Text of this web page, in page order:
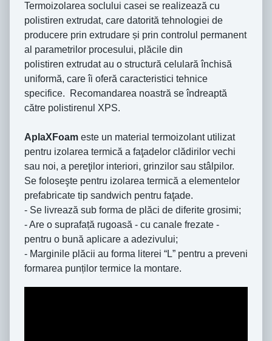
Termoizolarea soclului casei se realizează cu
polistiren extrudat, care datorită tehnologiei de
producere prin extrudare și prin controlul permanent
al parametrilor procesului, plăcile din
polistiren extrudat au o structură celulară închisă
uniformă, care îi oferă caracteristici tehnice
specifice. Recomandarea noastră se îndreaptă
către polistirenul XPS.
AplaXFoam este un material termoizolant utilizat
pentru izolarea termică a faţadelor clădirilor vechi
sau noi, a pereţilor interiori, grinzilor sau stâlpilor.
Se foloseşte pentru izolarea termică a elementelor
prefabricate tip sandwich pentru faţade.
- Se livrează sub forma de plăci de diferite grosimi;
- Are o suprafață rugoasă - cu canale frezate -
pentru o bună aplicare a adezivului;
- Marginile plăcii au forma literei “L” pentru a preveni
formarea punților termice la montare.